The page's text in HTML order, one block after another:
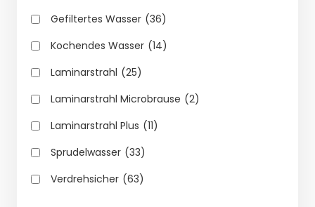
Gefiltertes Wasser (36)
Kochendes Wasser (14)
Laminarstrahl (25)
Laminarstrahl Microbrause (2)
Laminarstrahl Plus (11)
Sprudelwasser (33)
Verdrehsicher (63)